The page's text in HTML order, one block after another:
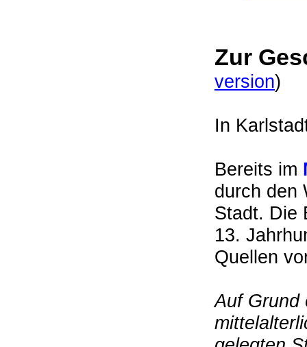
Zur
version)
In
Bereits im
durch den
Stadt. Die
13.
Quellen
Auf Grund